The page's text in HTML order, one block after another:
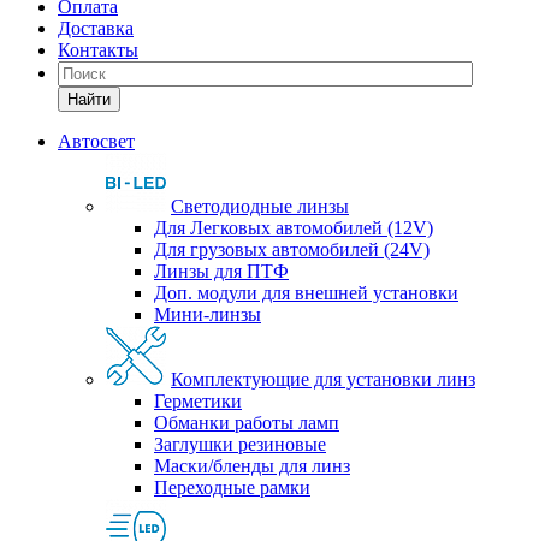
Оплата
Доставка
Контакты
Найти
Автосвет
Светодиодные линзы
Для Легковых автомобилей (12V)
Для грузовых автомобилей (24V)
Линзы для ПТФ
Доп. модули для внешней установки
Мини-линзы
Комплектующие для установки линз
Герметики
Обманки работы ламп
Заглушки резиновые
Маски/бленды для линз
Переходные рамки